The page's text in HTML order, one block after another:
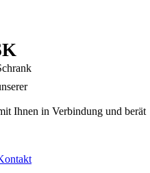
Ihnen in Verbindung und berät